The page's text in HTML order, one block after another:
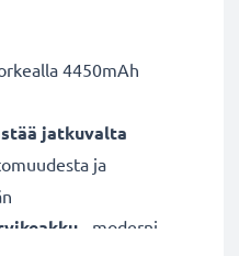
4450mAh
jatkuvalta
ja
- moderni